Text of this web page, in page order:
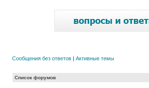
Сообщения без ответов | Активные темы
Список форумов